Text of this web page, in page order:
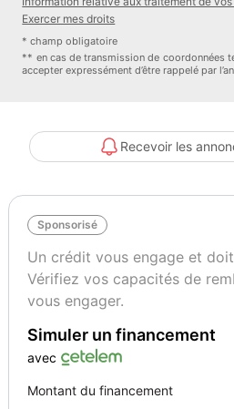
Principaux équipements :
- 4x4
- ABS
- Accoudoir
- Attache remorque détachable
- Carnet d&#039;entretien
- ESP
- Fermeture centralisée
- Galerie de toit
- Jantes en acier
- Pneus toutes saisons
- Rétroviseur extérieur électrique
- Rétroviseur intérieur anti-
- Siège passager rabattable
Exercer mes droits
* champ obligatoire
** en cas de transmission de coordonnées
accepter expressément d’être rappelé par
Recevoir les
Sponsorisé
Un crédit vous engage et
Vérifiez vos capacités de
vous engager.
Simuler un financement
avec
Montant du financement